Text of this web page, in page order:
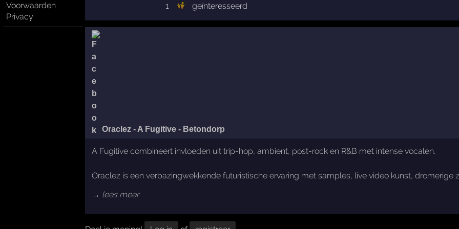
Voorwaarden
Privacy
1 geïnteresseerd
Oraclez - A Fugitive - Betondorp
A Fugitive combineert invloeden uit trip-hop, ambient, post-rock en R&B met intense vocalen.
Oraclez is een verbazingwekkende futuristische ervaring met samples, live video kunst, dromerige
→ lees meer